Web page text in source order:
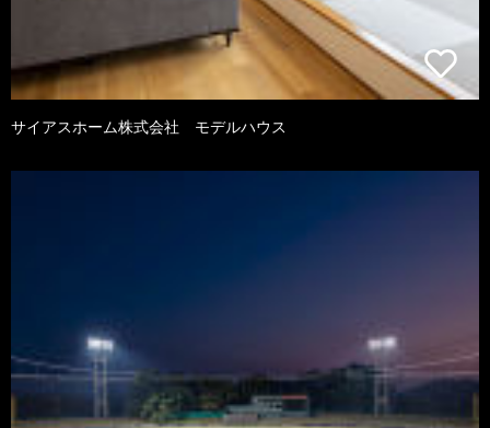
サイアスホーム株式会社 モデルハウス